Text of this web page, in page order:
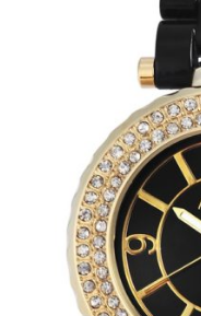
600 Ft.